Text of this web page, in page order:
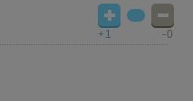
+1 -0